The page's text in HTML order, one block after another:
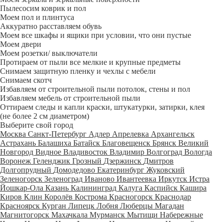
Пылесосим коврик и пол
Моем пол и плинтуса
Аккуратно расставляем обувь
Моем все шкафы и ящики при условии, что они пустые
Моем двери
Моем розетки/ выключатели
Протираем от пыли все мелкие и крупные предметы
Снимаем защитную пленку и чехлы с мебели
Снимаем скотч
Избавляем от строительной пыли потолок, стены и пол
Избавляем мебель от строительной пыли
Оттираем следы и капли краски, штукатурки, затирки, клея
(не более 2 см диаметром)
Выберите свой город
Москва Санкт-Петербург Адлер Апрелевка Архангельск
Астрахань Балашиха Батайск Благовещенск Брянск Великий
Новгород Видное Владивосток Владимир Волгоград Вологда
Воронеж Геленджик Грозный Дзержинск Дмитров
Долгопрудный Домодедово Екатеринбург Жуковский
Зеленогорск Зеленоград Иваново Ивантеевка Иркутск Истра
Йошкар-Ола Казань Калининград Калуга Каспийск Кашира
Киров Клин Королёв Кострома Красногорск Краснодар
Красноярск Курган Липецк Лобня Люберцы Магадан
Магнитогорск Махачкала Мурманск Мытищи Набережные